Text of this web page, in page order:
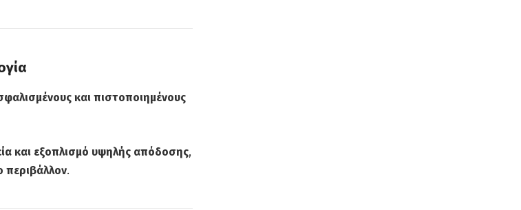
και πιστοποιημένους
και εξοπλισμό υψηλής απόδοσης,
περιβάλλον.